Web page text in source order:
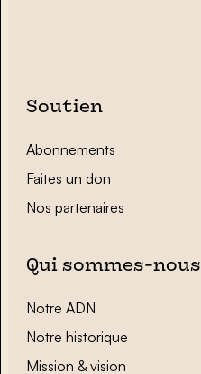
Soutien
Abonnements
Faites un don
Nos partenaires
Qui sommes-nous
Notre ADN
Notre historique
Mission & vision